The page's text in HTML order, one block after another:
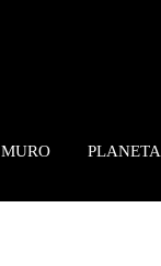
MURO PLANETA